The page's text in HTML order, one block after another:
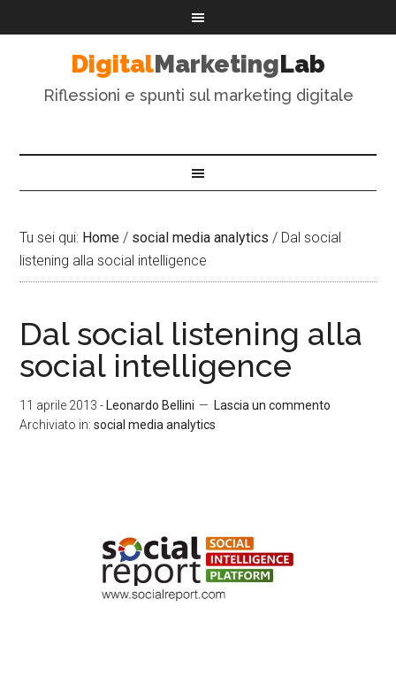
DigitalMarketingLab
Riflessioni e spunti sul marketing digitale
Tu sei qui: Home / social media analytics / Dal social
listening alla social intelligence
Dal social listening alla
social intelligence
11 aprile 2013 - Leonardo Bellini
Lascia un commento
Archiviato in:social media analytics